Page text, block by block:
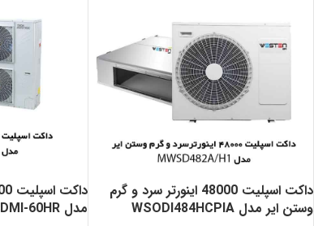
داکت اسپلیت 48000 اینورتر سرد و گرم
وستن ایر مدل WSODI484HCPIA
مدل FL-DMI-60HR